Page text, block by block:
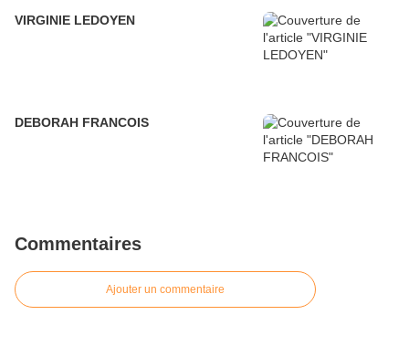
VIRGINIE LEDOYEN
DEBORAH FRANCOIS
Commentaires
Ajouter un commentaire